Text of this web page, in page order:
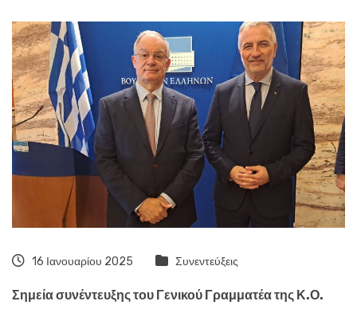
16 Ιανουαρίου 2025 Συνεντεύξεις
Σημεία συνέντευξης του Γενικού Γραμματέα της Κ.Ο.